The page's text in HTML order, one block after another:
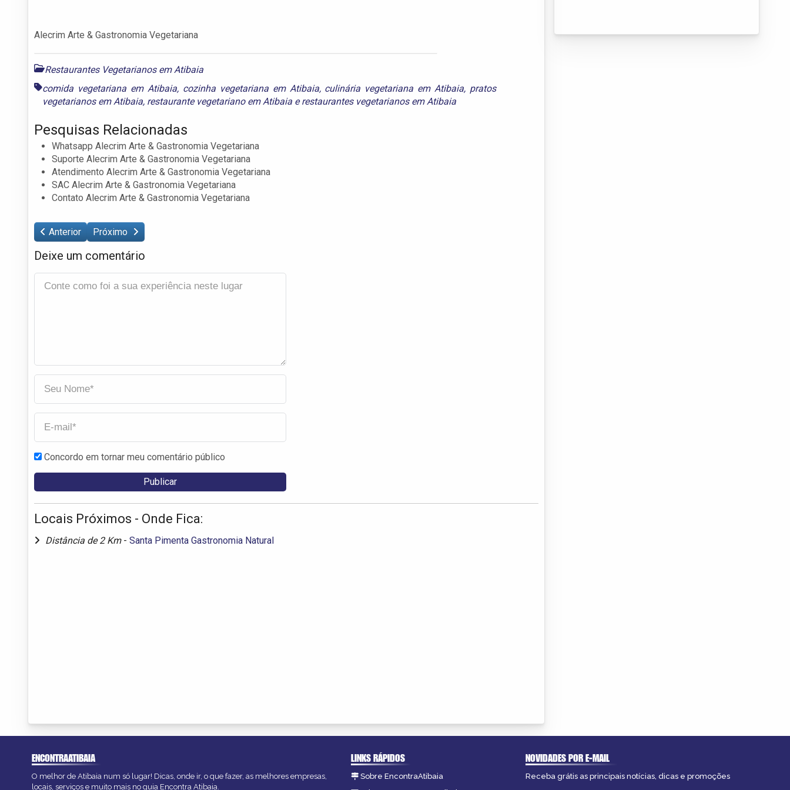
Alecrim Arte & Gastronomia Vegetariana
Restaurantes Vegetarianos em Atibaia
comida vegetariana em Atibaia, cozinha vegetariana em Atibaia, culinária vegetariana em Atibaia, pratos
vegetarianos em Atibaia, restaurante vegetariano em Atibaia erestaurantes vegetarianos em Atibaia
Pesquisas Relacionadas
Whatsapp Alecrim Arte & Gastronomia Vegetariana
Suporte Alecrim Arte & Gastronomia Vegetariana
Atendimento Alecrim Arte & Gastronomia Vegetariana
SAC Alecrim Arte & Gastronomia Vegetariana
Contato Alecrim Arte & Gastronomia Vegetariana
Anterior Próximo
Deixe um comentário
Concordo em tornar meu comentário público
Locais Próximos - Onde Fica:
Distância de 2 Km - Santa Pimenta Gastronomia Natural
ENCONTRAATIBAIA
O melhor de Atibaia num só lugar! Dicas, onde ir, o que fazer, as melhores empresas,
locais, serviços e muito mais no guia Encontra Atibaia.
LINKS RÁPIDOS
Sobre EncontraAtibaia
NOVIDADES POR E-MAIL
Receba grátis as principais notícias, dicas e promoções